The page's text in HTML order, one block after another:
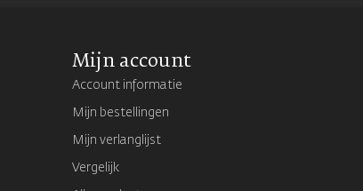
Mijn account
Account informatie
Mijn bestellingen
Mijn verlanglijst
Vergelijk